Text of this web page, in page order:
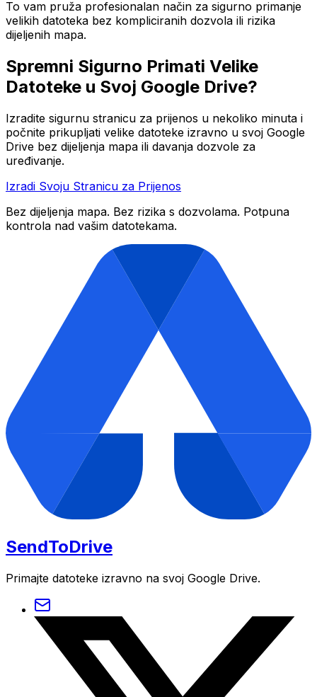
To vam pruža profesionalan način za sigurno primanje
velikih datoteka bez kompliciranih dozvola ili rizika
dijeljenih mapa.
Spremni Sigurno Primati Velike
Datoteke u Svoj Google Drive?
Izradite sigurnu stranicu za prijenos u nekoliko minuta i
počnite prikupljati velike datoteke izravno u svoj Google
Drive bez dijeljenja mapa ili davanja dozvole za
uređivanje.
Izradi Svoju Stranicu za Prijenos
Bez dijeljenja mapa. Bez rizika s dozvolama. Potpuna
kontrola nad vašim datotekama.
SendToDrive
Primajte datoteke izravno na svoj Google Drive.